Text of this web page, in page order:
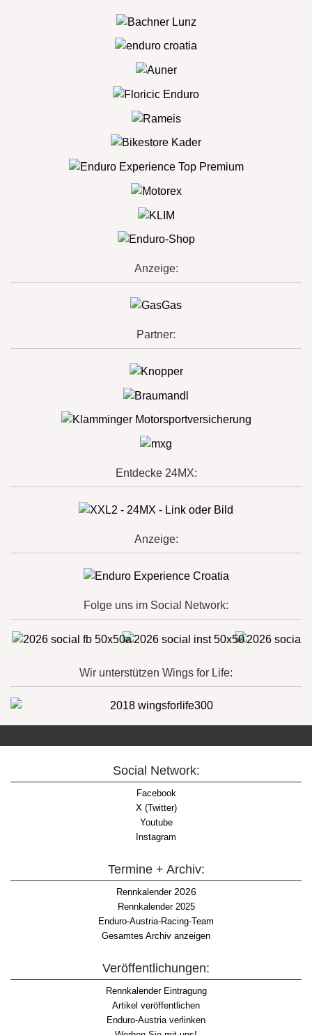
Anzeige:
Partner:
Entdecke 24MX:
Anzeige:
Folge uns im Social Network:
Wir unterstützen Wings for Life:
Social Network:
Facebook
X (Twitter)
Youtube
Instagram
Termine + Archiv:
Rennkalender2026
Rennkalender 2025
Enduro-Austria-Racing-Team
Gesamtes Archiv anzeigen
Veröffentlichungen:
Rennkalender Eintragung
Artikel veröffentlichen
Enduro-Austria verlinken